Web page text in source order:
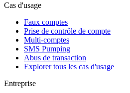
Cas d'usage
Faux comptes
Prise de contrôle de compte
Multi-comptes
SMS Pumping
Abus de transaction
Explorer tous les cas d'usage
Entreprise